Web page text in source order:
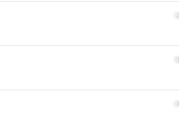
2
3
4